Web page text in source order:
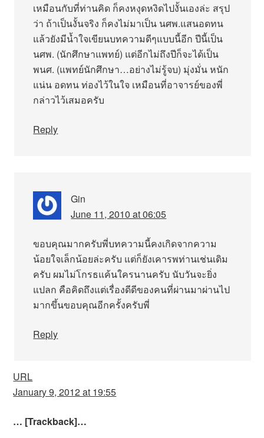
เหมือนกับที่ท่านคิด ก็คงหงุดหงิดไปงั้นเองล่ะ สรุป
ว่า ถ้าเป็นงั้นจริง ก็คงไม่มาเป็น นศพ.แสนอดทน
แล้วยังมีน้ำใจเขียนบทความดีๆแบบนี้อีก ปีนี้เป็น
นศพ. (นักศึกษาแพทย์) แต่อีกไม่ถึงปีก็จะได้เป็น
พนศ. (แพทย์นักศึกษา…อย่างไม่รู้จบ) มุ่งมั่น หนัก
แน่น อดทน ท่องไว้ในใจ เหมือนที่อาจารย์ของพี่
กล่าวไว้เสมอครับ
Reply
Gin
June 11, 2010 at 06:05
ขอบคุณมากครับพี่บทความนี้คงเกิดจากความ
น้อยใจเล็กน้อยล่ะครับ แต่ก็ยังเคารพท่านเช่นเดิม
ครับ ผมไม่โกรธแค้นใครนานครับ นับวันจะยิ่ง
แปลก คือคิดถึงแต่เรื่องดีดีของคนที่ผ่านมาผ่านไป
มากขึ้นขอบคุณอีกครั้งครับพี่
Reply
URL
January 9, 2012 at 19:55
… [Trackback]…